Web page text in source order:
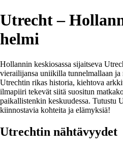
Utrecht –
helmi
Hollannin keskiosassa sijaitseva
vierailijansa uniikilla tunnelmallaan
Utrechtin rikas historia, kiehtova
ilmapiiri tekevät siitä suositun
paikallistenkin keskuudessa. Tutustu
kiinnostavia kohteita ja elämyksiä!
Utrechtin nähtävyydet